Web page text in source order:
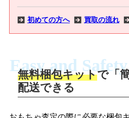
初めての方へ 買取の流れ
商品撮影
商品を撮影
LINEの友だち追加・査定画像を送
「ジョニー
Easy and Safety
無料梱包キットで「
配送できる